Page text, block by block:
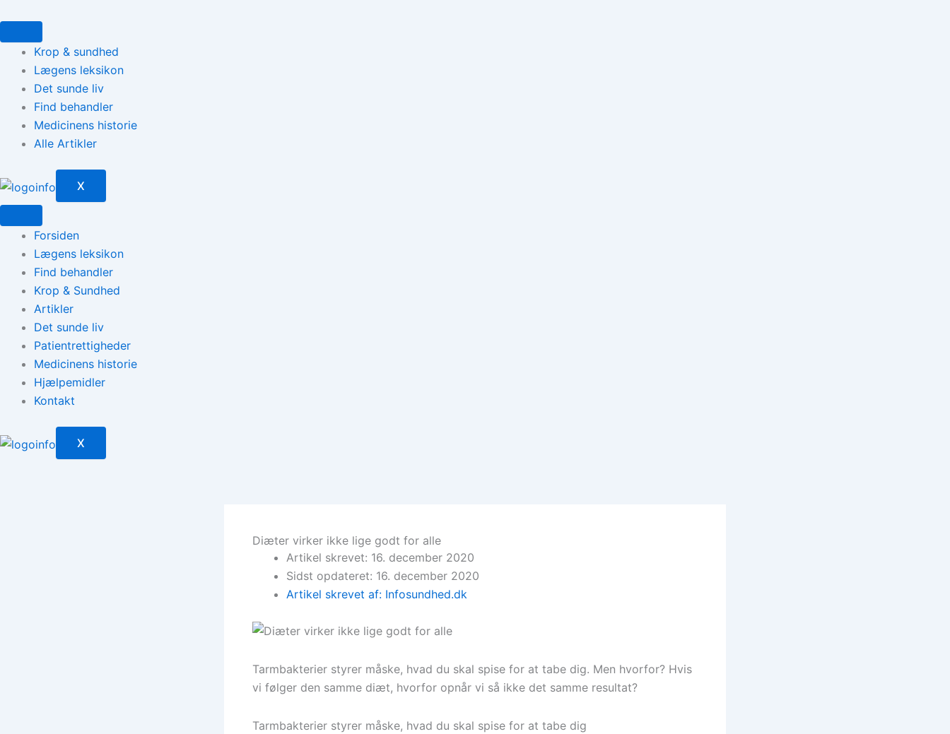
til
indholdetKrop & sundhed
Lægens leksikon
Det sunde liv
Find behandler
Medicinens historie
Alle Artikler
X
Forsiden
Lægens leksikon
Find behandler
Krop & Sundhed
Artikler
Det sunde liv
Patientrettigheder
Medicinens historie
Hjælpemidler
Kontakt
X
Diæter virker ikke lige godt for alle
Artikel skrevet: 16. december 2020
Sidst opdateret: 16. december 2020
Artikel skrevet af: Infosundhed.dk
Tarmbakterier styrer måske, hvad du skal spise for at tabe dig. Men hvorfor? Hvis
vi følger den samme diæt, hvorfor opnår vi så ikke det samme resultat?
Tarmbakterier styrer måske, hvad du skal spise for at tabe dig